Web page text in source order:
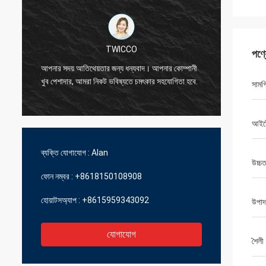
TWICCO
আপনার সদয় আতিথেয়তার জন্য ধন্যবাদ। আপনার কোম্পানী
খুব পেশাদার, আমরা নিকট ভবিষ্যতে চমৎকার সহযোগিতা হবে.
ব্যক্তি যোগাযোগ : Alan
ফোন নম্বর : +8618150108908
হোয়াটসঅ্যাপ : +8615959343092
যোগাযোগ
শৈলী